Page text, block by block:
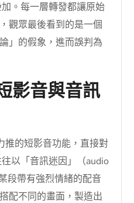
。每一層轉發都讓原始
觀眾最後看到的是一個
」的假象，進而誤判為
影音與音訊
推的短影音功能，直接對
以「音訊迷因」（audio
帶有強烈情緒的配音
配不同的畫面，製造出